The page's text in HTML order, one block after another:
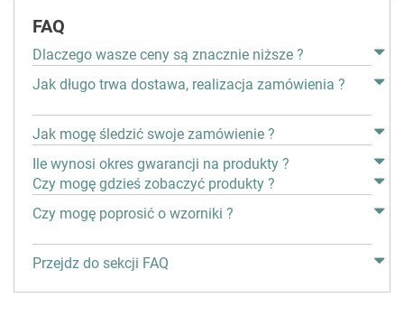
FAQ
Dlaczego wasze ceny są znacznie niższe ?
Jak długo trwa dostawa, realizacja zamówienia ?
Jak mogę śledzić swoje zamówienie ?
Ile wynosi okres gwarancji na produkty ?
Czy mogę gdzieś zobaczyć produkty ?
Czy mogę poprosić o wzorniki ?
Przejdz do sekcji FAQ